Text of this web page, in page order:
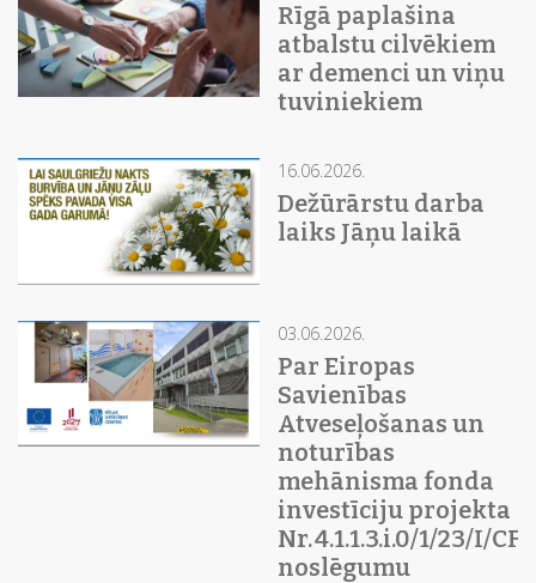
Rīgā paplašina
atbalstu cilvēkiem
ar demenci un viņu
tuviniekiem
16.06.2026.
Dežūrārstu darba
laiks Jāņu laikā
03.06.2026.
Par Eiropas
Savienības
Atveseļošanas un
noturības
mehānisma fonda
investīciju projekta
Nr. 4.1.1.3.i.0/1/23/I/
noslēgumu